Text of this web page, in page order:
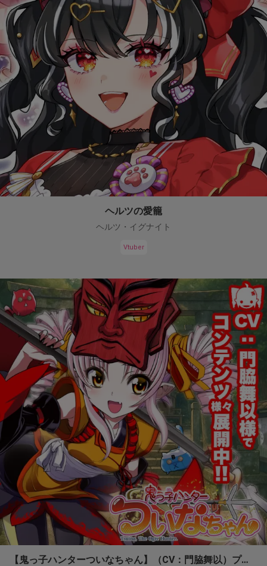
ヘルツの愛籠
ヘルツ・イグナイト
Vtuber
【鬼っ子ハンターついなちゃん】（CV：門脇舞以）プロジェクト！